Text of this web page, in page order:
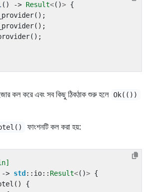
() -> Result<()> {
();
();
();
কল করে এবং সব কিছু ঠিকঠাক শুরু হলে Ok(())
ফাংশনটি কল করা হয়:
-> std :: io:: Result<()> {
()
{